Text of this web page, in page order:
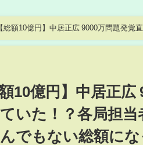
【総額10億円】中居正広 9000万問題発覚
になった違約金の額とは！？
額10億円】中居正
いた！？各局担
でもない総額に